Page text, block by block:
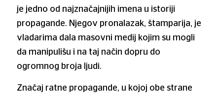
je jedno od najznačajnijih imena u istoriji
propagande. Njegov pronalazak, štamparija, je
vladarima dala masovni medij kojim su mogli
da manipulišu i na taj način dopru do
ogromnog broja ljudi.
Značaj ratne propagande, u kojoj obe strane